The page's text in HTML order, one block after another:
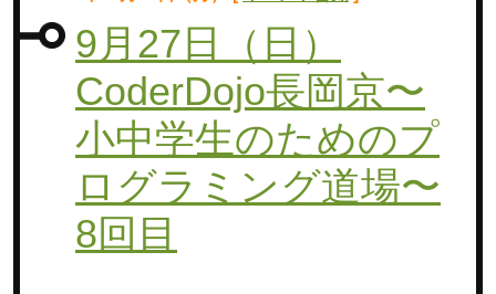
9月27日（日）
CoderDojo長岡京〜
小中学生のためのプ
ログラミング道場〜
8回目